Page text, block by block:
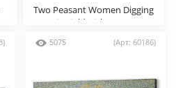
Two Peasant Women Digging
in Field with Snow
5075 (Арт: 60186)